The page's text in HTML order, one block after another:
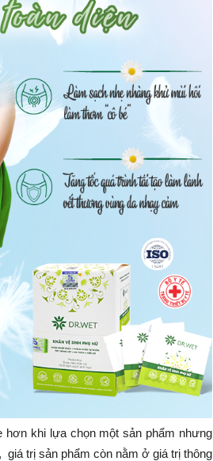
khi lựa chọn một sản phẩm nhưng
trị sản phẩm còn nằm ở giá trị thông